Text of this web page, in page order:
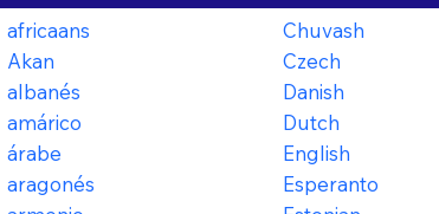
africaans
Akan
albanés
amárico
árabe
aragonés
Chuvash
Czech
Danish
Dutch
English
Esperanto